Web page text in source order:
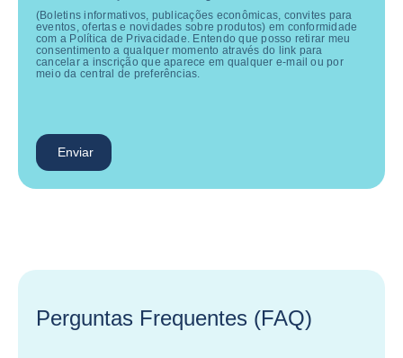
(Boletins informativos, publicações econômicas, convites para
eventos, ofertas e novidades sobre produtos) em conformidade
com a Política de Privacidade. Entendo que posso retirar meu
consentimento a qualquer momento através do link para
cancelar a inscrição que aparece em qualquer e-mail ou por
meio da central de preferências.
Enviar
Perguntas Frequentes (FAQ)